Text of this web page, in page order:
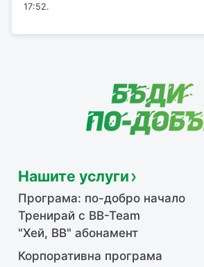
17:52.
Нашите услуги
Програма: по-добро начало
Тренирай с BB-Team
"Хей, ВВ" абонамент
Корпоративна програма